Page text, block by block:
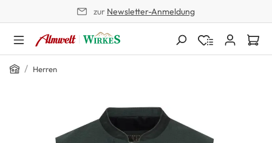
zur Newsletter-Anmeldung
Home
/ Herren